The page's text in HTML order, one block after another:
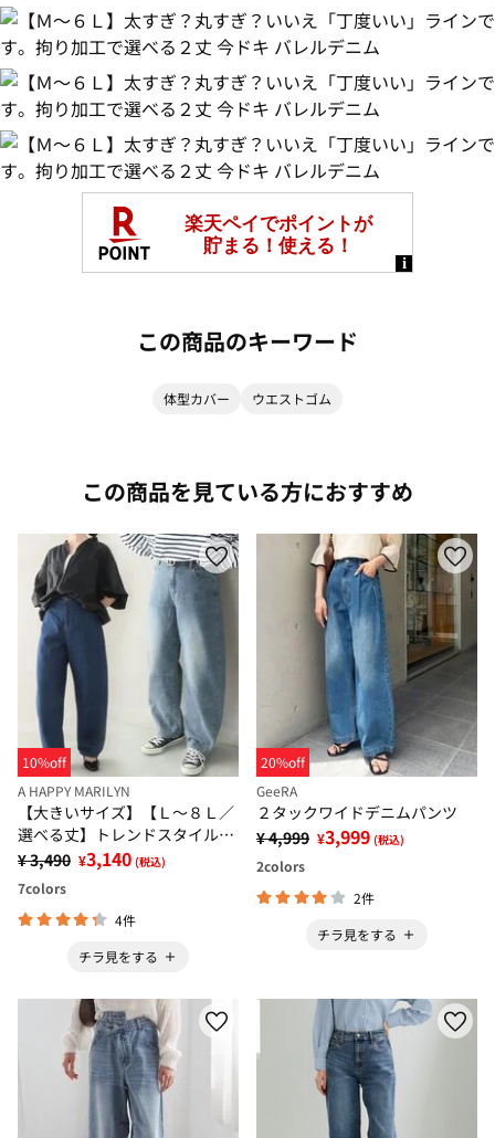
この商品のキーワード
体型カバー ウエストゴム
この商品を見ている方におすすめ
10%off
A HAPPY MARILYN
【大きいサイズ】【Ｌ～８Ｌ／
選べる丈】トレンドスタイルの
バレルパンツ
¥ 3,490 ¥3,140 (税込)
7colors
4件
チラ見をする
20%off
GeeRA
２タックワイドデニムパンツ
¥ 4,999 ¥3,999 (税込)
2colors
2件
チラ見をする